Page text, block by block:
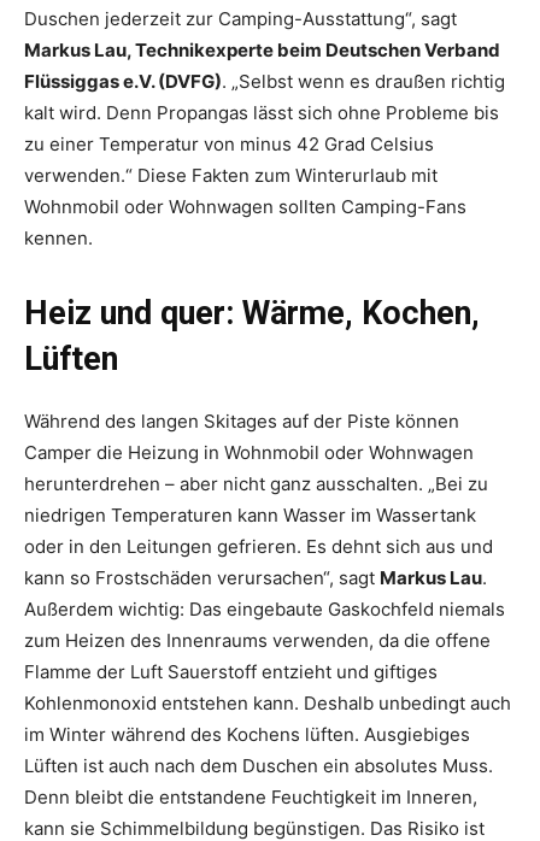
Duschen jederzeit zur Camping-Ausstattung“, sagt
Markus Lau, Technikexperte beim Deutschen Verband
Flüssiggas e.V. (DVFG). „Selbst wenn es draußen richtig
kalt wird. Denn Propangas lässt sich ohne Probleme bis
zu einer Temperatur von minus 42 Grad Celsius
verwenden.“ Diese Fakten zum Winterurlaub mit
Wohnmobil oder Wohnwagen sollten Camping-Fans
kennen.
Heiz und quer: Wärme, Kochen,
Lüften
Während des langen Skitages auf der Piste können
Camper die Heizung in Wohnmobil oder Wohnwagen
herunterdrehen – aber nicht ganz ausschalten. „Bei zu
niedrigen Temperaturen kann Wasser im Wassertank
oder in den Leitungen gefrieren. Es dehnt sich aus und
kann so Frostschäden verursachen“, sagt Markus Lau.
Außerdem wichtig: Das eingebaute Gaskochfeld niemals
zum Heizen des Innenraums verwenden, da die offene
Flamme der Luft Sauerstoff entzieht und giftiges
Kohlenmonoxid entstehen kann. Deshalb unbedingt auch
im Winter während des Kochens lüften. Ausgiebiges
Lüften ist auch nach dem Duschen ein absolutes Muss.
Denn bleibt die entstandene Feuchtigkeit im Inneren,
kann sie Schimmelbildung begünstigen. Das Risiko ist